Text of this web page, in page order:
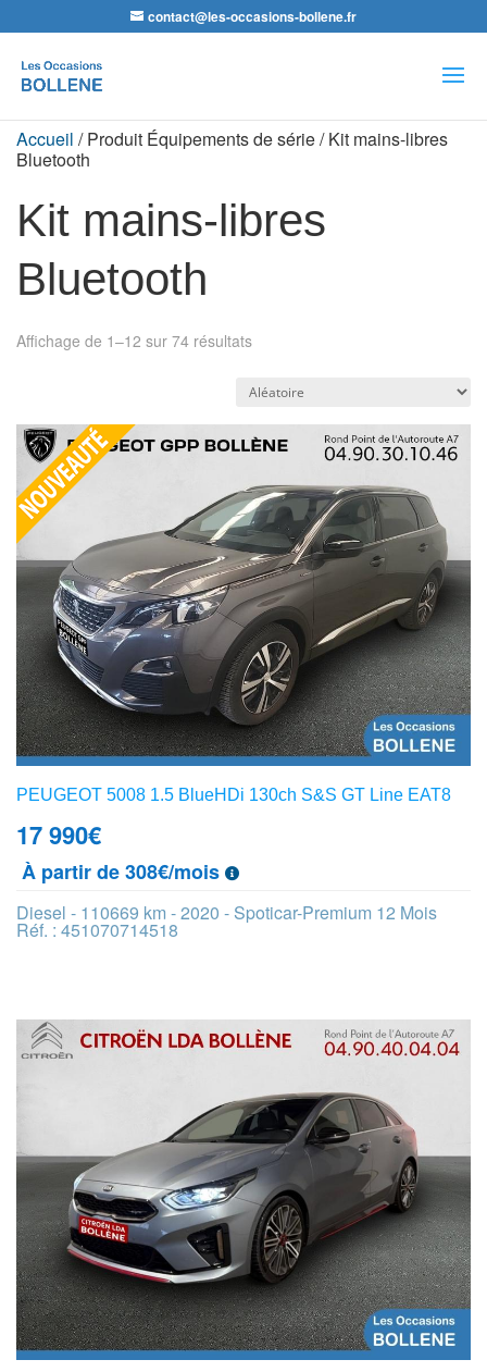
contact@les-occasions-bollene.fr
de
produits
Accueil / Produit Équipements de série / Kit mains-libres
Bluetooth
Kit mains-libres
Bluetooth
Affichage de 1–12 sur 74 résultats
PEUGEOT 5008 1.5 BlueHDi 130ch S&S GT Line EAT8
17 990€
À partir de 308€/mois
Diesel - 110669 km - 2020 - Spoticar-Premium 12 Mois
Réf. : 451070714518